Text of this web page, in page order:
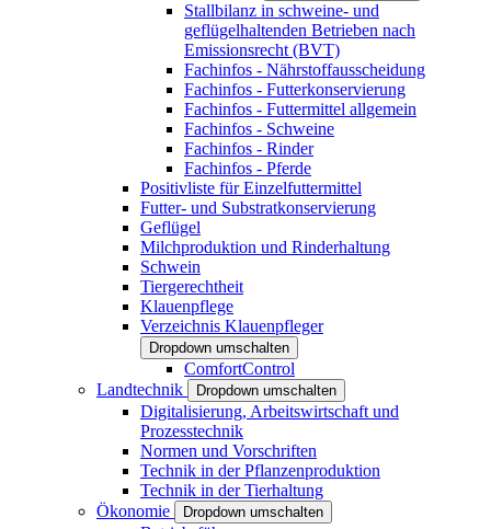
Stallbilanz in schweine- und
geflügelhaltenden Betrieben nach
Emissionsrecht (BVT)
Fachinfos - Nährstoffausscheidung
Fachinfos - Futterkonservierung
Fachinfos - Futtermittel allgemein
Fachinfos - Schweine
Fachinfos - Rinder
Fachinfos - Pferde
Positivliste für Einzelfuttermittel
Futter- und Substratkonservierung
Geflügel
Milchproduktion und Rinderhaltung
Schwein
Tiergerechtheit
Klauenpflege
Verzeichnis Klauenpfleger
Dropdown umschalten
ComfortControl
Landtechnik
Dropdown umschalten
Digitalisierung, Arbeitswirtschaft und
Prozesstechnik
Normen und Vorschriften
Technik in der Pflanzenproduktion
Technik in der Tierhaltung
Ökonomie
Dropdown umschalten